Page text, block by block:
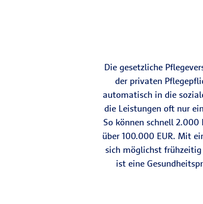
Die gesetzliche
der privaten
automatisch in die
die Leistungen oft nur
So können schnell
über 100.000 EUR. Mit
sich möglichst frühzeitig
ist eine